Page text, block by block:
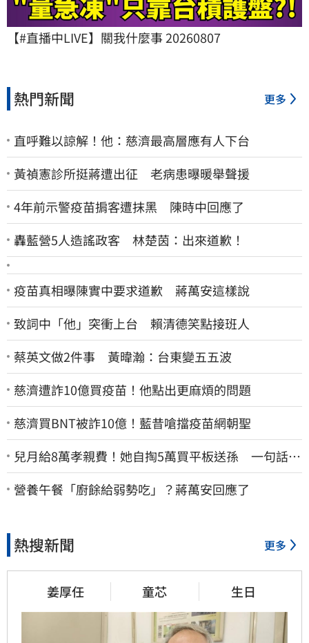
【#直播中LIVE】關我什麼事 20260807
熱門新聞 更多
直呼難以諒解！他：慈濟最高層應有人下台
黃禎憲診所挺蔣遭出征 老病患曝暖舉聲援
4年前示警疫苗掮客遭抹黑 陳時中回應了
轟藍營5人造謠政客 林楚茵：出來道歉！
疫苗真相曝陳實中要求道歉 蔣萬安這樣說
致詞中「他」突衝上台 賴清德笑點接班人
蔡英文做2件事 黃暐瀚：台東變五五波
慈濟遭詐10億買疫苗！他點出更麻煩的問題
慈濟買BNT被詐10億！藍昔嗆擋疫苗網朝聖
兒月給8萬孝親費！她自掏5萬買平板送孫 一句話愣
原地「傷心不已」
營養午餐「廚餘給弱勢吃」？蔣萬安回應了
熱搜新聞 更多
姜厚任 童芯 生日